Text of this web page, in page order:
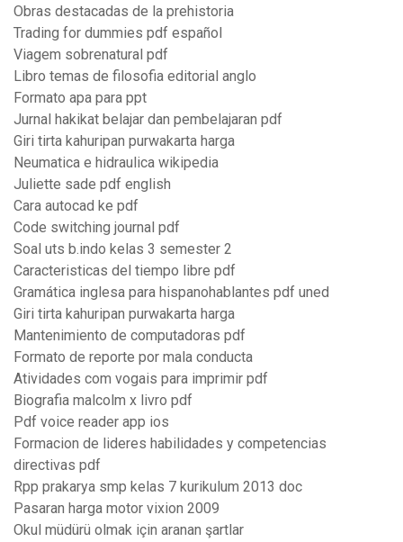
Obras destacadas de la prehistoria
Trading for dummies pdf español
Viagem sobrenatural pdf
Libro temas de filosofia editorial anglo
Formato apa para ppt
Jurnal hakikat belajar dan pembelajaran pdf
Giri tirta kahuripan purwakarta harga
Neumatica e hidraulica wikipedia
Juliette sade pdf english
Cara autocad ke pdf
Code switching journal pdf
Soal uts b.indo kelas 3 semester 2
Caracteristicas del tiempo libre pdf
Gramática inglesa para hispanohablantes pdf uned
Giri tirta kahuripan purwakarta harga
Mantenimiento de computadoras pdf
Formato de reporte por mala conducta
Atividades com vogais para imprimir pdf
Biografia malcolm x livro pdf
Pdf voice reader app ios
Formacion de lideres habilidades y competencias
directivas pdf
Rpp prakarya smp kelas 7 kurikulum 2013 doc
Pasaran harga motor vixion 2009
Okul müdürü olmak için aranan şartlar